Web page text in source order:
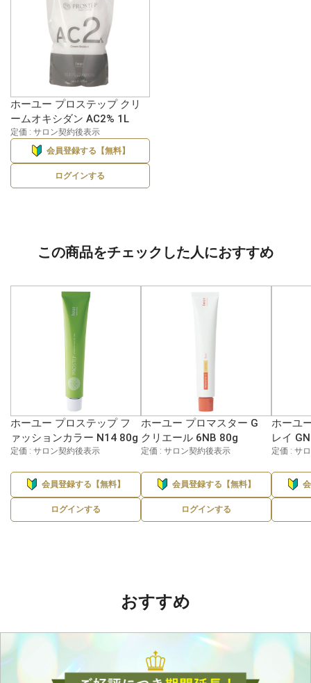
ホーユー プロステップ クリ
ームオキシダン AC2% 1L
定価 : サロン契約後表示
会員登録する【無料】
ログインする
この商品をチェックした人におすすめ
ホーユー プロステップ フ
ァッションカラー N14 80g
定価 : サロン契約後表示
会員登録する【無料】
ログインする
ホーユー プロマスター G
クリエール 6NB 80g
定価 : サロン契約後表示
会員登録する【無料】
ログインする
ホーユ
レイ
定価 : サ
おすすめ